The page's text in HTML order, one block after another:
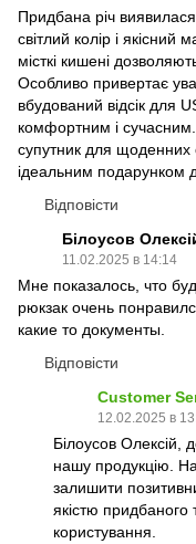
Придбана річ виявилася
світлий колір і якісний
місткі кишені
Особливо привертає
вбудований відсік для
комфортним і
супутник для щоденних
ідеальним подарунком
Відповісти
Білоусов
11.02.2025 в 14:14
Мне показалось, что
рюкзак очень
какие то документы.
Відповісти
Customer
12.02.2025 в
Білоусов
нашу продукцію.
залишити
якістю
користування.